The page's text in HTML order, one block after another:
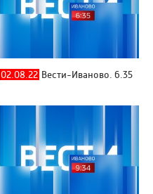
02.08.22 Вести-Иваново. 6.35